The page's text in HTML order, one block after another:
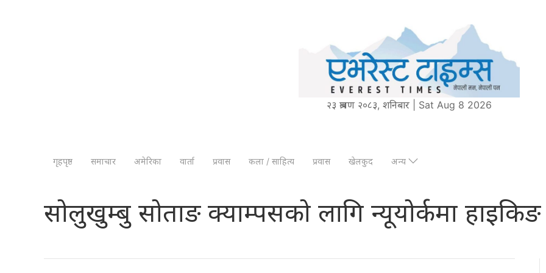
२३ श्रावण २०८३, शनिबार | Sat Aug 8 2026
गृहपृष्ठ समाचार अमेरिका वार्ता प्रवास कला / साहित्य प्रवास खेलकुद अन्य
सोलुखुम्बु सोताङ क्याम्पसको लागि न्यूयोर्कमा हाइकिङ